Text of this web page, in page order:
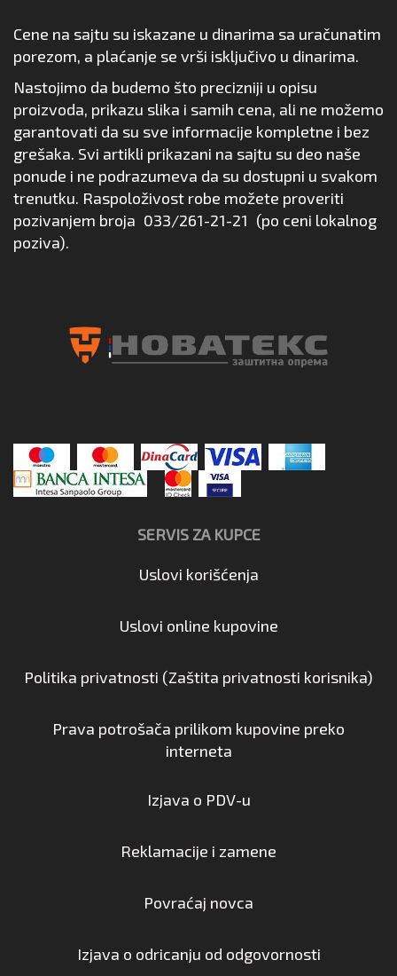
Cene na sajtu su iskazane u dinarima sa uračunatim
porezom, a plaćanje se vrši isključivo u dinarima.
Nastojimo da budemo što precizniji u opisu
proizvoda, prikazu slika i samih cena, ali ne možemo
garantovati da su sve informacije kompletne i bez
grešaka. Svi artikli prikazani na sajtu su deo naše
ponude i ne podrazumeva da su dostupni u svakom
trenutku. Raspoloživost robe možete proveriti
pozivanjem broja 033/261-21-21 (po ceni lokalnog
poziva).
SERVIS ZA KUPCE
Uslovi korišćenja
Uslovi online kupovine
Politika privatnosti (Zaštita privatnosti korisnika)
Prava potrošača prilikom kupovine preko
interneta
Izjava o PDV-u
Reklamacije i zamene
Povraćaj novca
Izjava o odricanju od odgovornosti